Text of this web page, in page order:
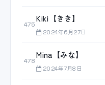
475
Kiki【きき】
2024年6月27日
478
Mina【みな】
2024年7月8日